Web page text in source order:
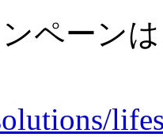
ペーン